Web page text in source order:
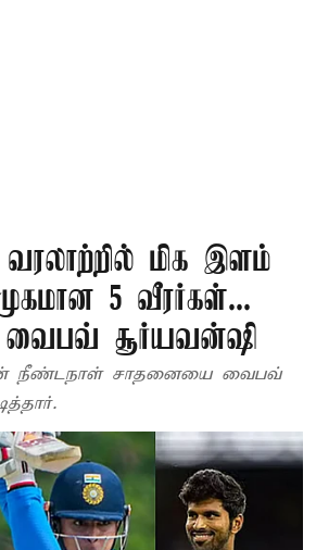
வரலாற்றில் மிக இளம்
5 வீரர்கள்...
வைபவ் சூர்யவன்ஷி
நீண்டநாள் சாதனையை வைபவ்